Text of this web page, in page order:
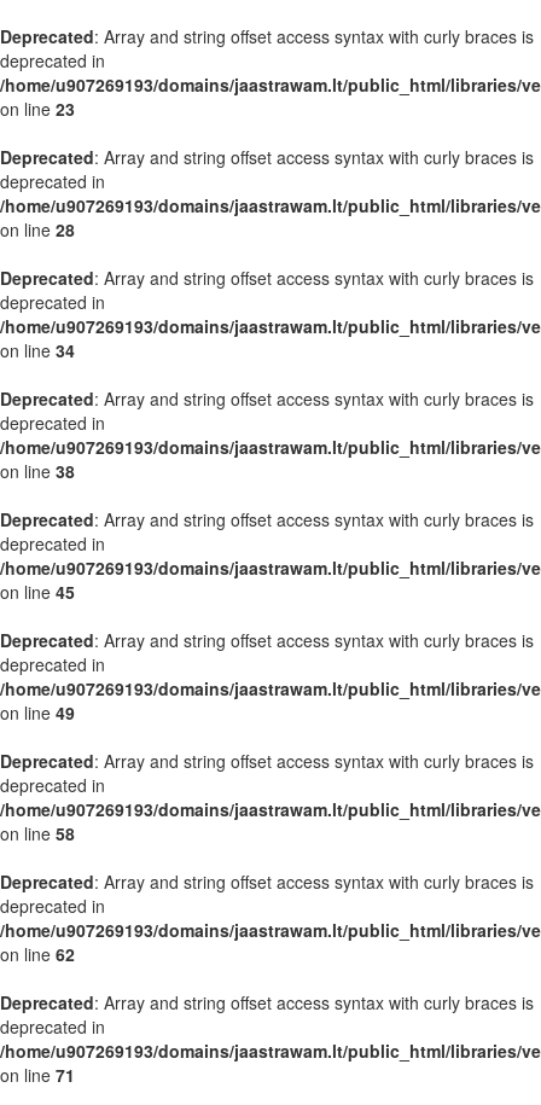
Deprecated: Array and string offset access syntax with curly braces is
deprecated in
/home/u907269193/domains/jaastrawam.lt/public_html/libraries/
on line 23
Deprecated: Array and string offset access syntax with curly braces is
deprecated in
/home/u907269193/domains/jaastrawam.lt/public_html/libraries/
on line 28
Deprecated: Array and string offset access syntax with curly braces is
deprecated in
/home/u907269193/domains/jaastrawam.lt/public_html/libraries/
on line 34
Deprecated: Array and string offset access syntax with curly braces is
deprecated in
/home/u907269193/domains/jaastrawam.lt/public_html/libraries/
on line 38
Deprecated: Array and string offset access syntax with curly braces is
deprecated in
/home/u907269193/domains/jaastrawam.lt/public_html/libraries/
on line 45
Deprecated: Array and string offset access syntax with curly braces is
deprecated in
/home/u907269193/domains/jaastrawam.lt/public_html/libraries/
on line 49
Deprecated: Array and string offset access syntax with curly braces is
deprecated in
/home/u907269193/domains/jaastrawam.lt/public_html/libraries/
on line 58
Deprecated: Array and string offset access syntax with curly braces is
deprecated in
/home/u907269193/domains/jaastrawam.lt/public_html/libraries/
on line 62
Deprecated: Array and string offset access syntax with curly braces is
deprecated in
/home/u907269193/domains/jaastrawam.lt/public_html/libraries/
on line 71